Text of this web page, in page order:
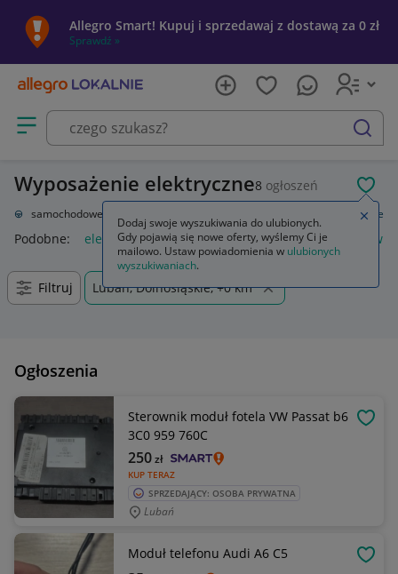
Allegro Smart! Kupuj i sprzedawaj z dostawą za 0 zł
Sprawdź »
Otwórz menu z kategoriami
szukaj
Wyposażenie elektryczne8 ogłoszeń
samochodowe Wyposażenie elektryczne
Podobne: elektryczne i elektroniczne wyposażenie pojazdów
Filtruj Lubań, Dolnośląskie, +0 km
Ogłoszenia
Sterownik moduł fotela VW Passat b6
3C0 959 760C
KUP TERAZ
250zł
SPRZEDAJĄCY: OSOBA PRYWATNA
Lubań
Moduł telefonu Audi A6 C5
Dodaj swoje wyszukiwania do ulubionych.
Gdy pojawią się nowe oferty, wyślemy Ci je
mailowo. Ustaw powiadomienia w ulubionych
wyszukiwaniach.